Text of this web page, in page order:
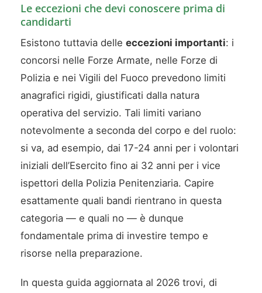
Le eccezioni che devi conoscere prima di
candidarti
Esistono tuttavia delle eccezioni importanti: i
concorsi nelle Forze Armate, nelle Forze di
Polizia e nei Vigili del Fuoco prevedono limiti
anagrafici rigidi, giustificati dalla natura
operativa del servizio. Tali limiti variano
notevolmente a seconda del corpo e del ruolo:
si va, ad esempio, dai 17-24 anni per i volontari
iniziali dell’Esercito fino ai 32 anni per i vice
ispettori della Polizia Penitenziaria. Capire
esattamente quali bandi rientrano in questa
categoria — e quali no — è dunque
fondamentale prima di investire tempo e
risorse nella preparazione.
In questa guida aggiornata al 2026 trovi, di